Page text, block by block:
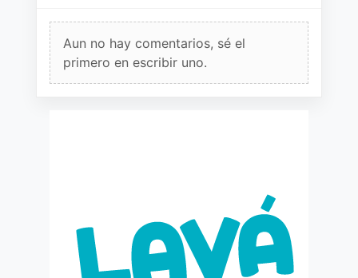
Aun no hay comentarios, sé el
primero en escribir uno.